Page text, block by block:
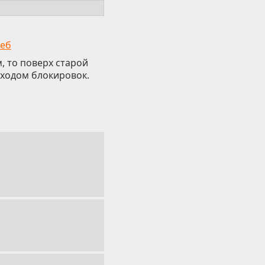
то поверх старой
блокировок.